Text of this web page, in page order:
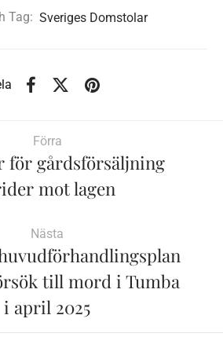
Tag: Sveriges Domstolar
Förra
för gårdsförsäljning
mot lagen
Nästa
till mord i Tumba
i april 2025